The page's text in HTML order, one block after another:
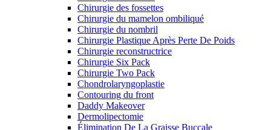
Chirurgie des fossettes
Chirurgie du mamelon ombiliqué
Chirurgie du nombril
Chirurgie Plastique Après Perte De Poids
Chirurgie reconstructrice
Chirurgie Six Pack
Chirurgie Two Pack
Chondrolaryngoplastie
Contouring du front
Daddy Makeover
Dermolipectomie
Élimination De La Graisse Buccale